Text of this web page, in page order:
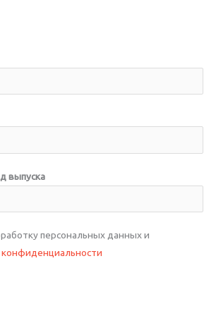
выпуска
персональных данных и